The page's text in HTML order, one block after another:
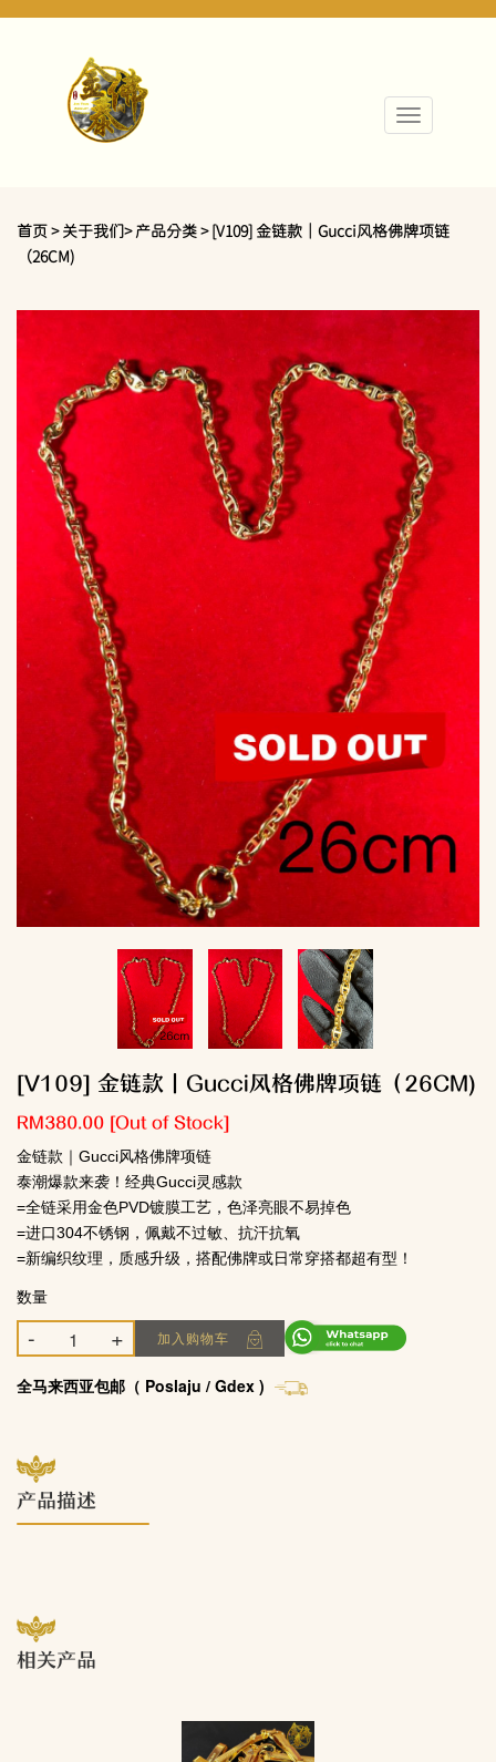
首页 > 关于我们> 产品分类 > [V109] 金链款｜Gucci风格佛牌项链
（26CM)
[V109] 金链款｜Gucci风格佛牌项链（26CM)
RM380.00 [Out of Stock]
金链款｜Gucci风格佛牌项链
泰潮爆款来袭！经典Gucci灵感款
=全链采用金色PVD镀膜工艺，色泽亮眼不易掉色
=进口304不锈钢，佩戴不过敏、抗汗抗氧
=新编织纹理，质感升级，搭配佛牌或日常穿搭都超有型！
数量
- + 加入购物车
全马来西亚包邮（ Poslaju / Gdex )
产品描述
相关产品